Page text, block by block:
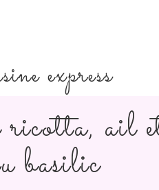
express
ail
basilic